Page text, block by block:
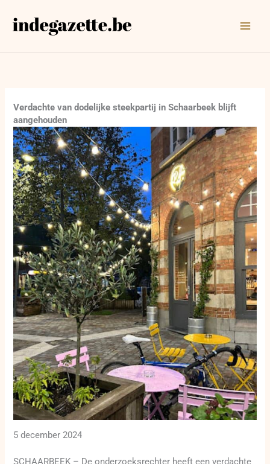
naar
Verdachte van dodelijke steekpartij in Schaarbeek blijft
aangehouden
5 december 2024